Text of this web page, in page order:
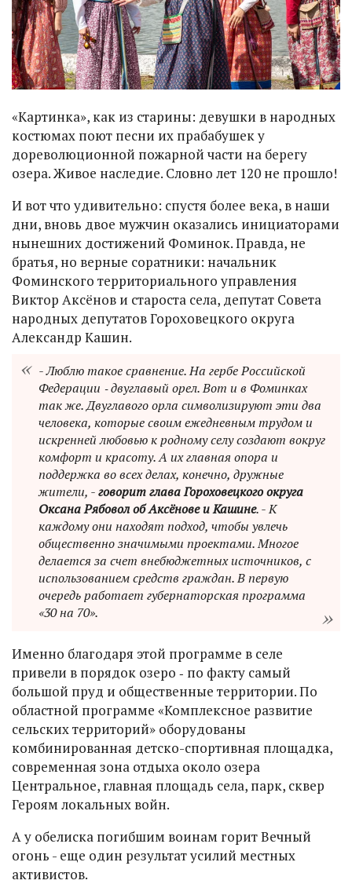
«Картинка», как из старины: девушки в народных
костюмах поют песни их прабабушек у
дореволюционной пожарной части на берегу
озера. Живое наследие. Словно лет 120 не прошло!
И вот что удивительно: спустя более века, в наши
дни, вновь двое мужчин оказались инициаторами
нынешних достижений Фоминок. Правда, не
братья, но верные соратники: начальник
Фоминского территориального управления
Виктор Аксёнов и староста села, депутат Совета
народных депутатов Гороховецкого округа
Александр Кашин.
- Люблю такое сравнение. На гербе Российской
Федерации ‑ двуглавый орел. Вот и в Фоминках
так же. Двуглавого орла символизируют эти два
человека, которые своим ежедневным трудом и
искренней любовью к родному селу создают вокруг
комфорт и красоту. А их главная опора и
поддержка во всех делах, конечно, дружные
жители, -говорит глава Гороховецкого округа
Оксана Рябовол об Аксёнове и Кашине. - К
каждому они находят подход, чтобы увлечь
общественно значимыми проектами. Многое
делается за счет внебюджетных источников, с
использованием средств граждан. В первую
очередь работает губернаторская программа
«30 на 70».
Именно благодаря этой программе в селе
привели в порядок озеро ‑ по факту самый
большой пруд и общественные территории. По
областной программе «Комплексное развитие
сельских территорий» оборудованы
комбинированная детско-спортивная площадка,
современная зона отдыха около озера
Центральное, главная площадь села, парк, сквер
Героям локальных войн.
А у обелиска погибшим воинам горит Вечный
огонь - еще один результат усилий местных
активистов.